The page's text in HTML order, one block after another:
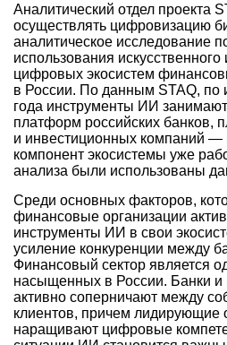
Аналитический отдел проекта
осуществлять цифровизацию
аналитическое исследование
использования
цифровых экосистем
в России. По данным STAQ, по
года инструменты ИИ
платформ российских банков,
и инвестиционных компаний —
компонент экосистемы уже
анализа были использованы
Среди основных факторов,
финансовые организации
инструменты ИИ в свои
усиление конкуренции между
Финансовый сектор является
насыщенных в России. Банки
активно соперничают между
клиентов, причем лидирующие
наращивают цифровые